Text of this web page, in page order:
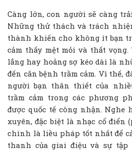
Càng lớn, con người sẽ càng
Những thử thách và trách
thành khiến cho không ít bạn
cảm thấy mệt mỏi và thất vọng.
lắng hay hoảng sợ kéo dài là
đến căn bệnh trầm cảm. Vì thế,
người bạn thân thiết của
trầm cảm trong các phương
được quốc tế công nhận. Nghe
xuyên, đặc biệt là nhạc cổ điển
chính là liều pháp tốt nhất để
thanh của giai điệu và sự